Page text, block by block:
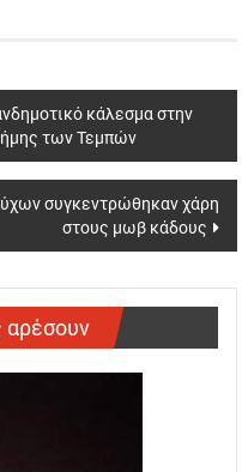
κάλεσμα στην
των Τεμπών
συγκεντρώθηκαν χάρη
στους μωβ κάδους
αρέσουν